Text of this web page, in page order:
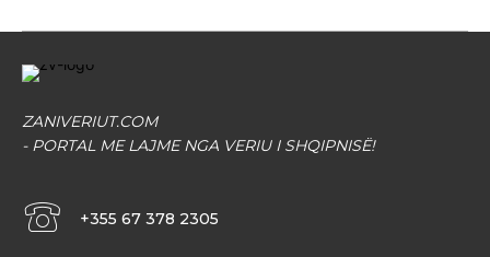
ZANIVERIUT.COM
- PORTAL ME LAJME NGA VERIU I SHQIPNISË!
+355 67 378 2305